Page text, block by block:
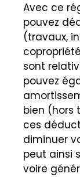
Avec ce
pouvez
(travaux,
sont
pouvez
bien (hors
ces
diminuer
peut ainsi
voire